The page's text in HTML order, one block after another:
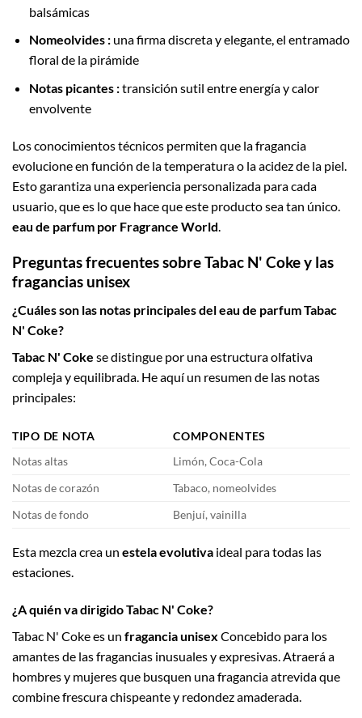
balsámicas
Nomeolvides :una firma discreta y elegante, el entramado
floral de la pirámide
Notas picantes :transición sutil entre energía y calor
envolvente
Los conocimientos técnicos permiten que la fragancia
evolucione en función de la temperatura o la acidez de la piel.
Esto garantiza una experiencia personalizada para cada
usuario, que es lo que hace que este producto sea tan único.
eau de parfum por Fragrance World
Preguntas frecuentes sobre Tabac N' Coke y las
fragancias unisex
¿Cuáles son las notas principales del eau de parfum Tabac
N' Coke?
Tabac N' Coke se distingue por una estructura olfativa
compleja y equilibrada. He aquí un resumen de las notas
principales:
TIPO DE NOTA
COMPONENTES
Notas altas
Limón, Coca-Cola
Notas de corazón
Tabaco, nomeolvides
Notas de fondo
Benjuí, vainilla
Esta mezcla crea un estela evolutiva ideal para todas las
estaciones.
¿A quién va dirigido Tabac N' Coke?
Tabac N' Coke es un fragancia unisex Concebido para los
amantes de las fragancias inusuales y expresivas. Atraerá a
hombres y mujeres que busquen una fragancia atrevida que
combine frescura chispeante y redondez amaderada.